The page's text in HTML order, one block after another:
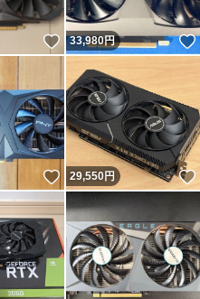
いいね！
33,980円
いいね！
29,550円